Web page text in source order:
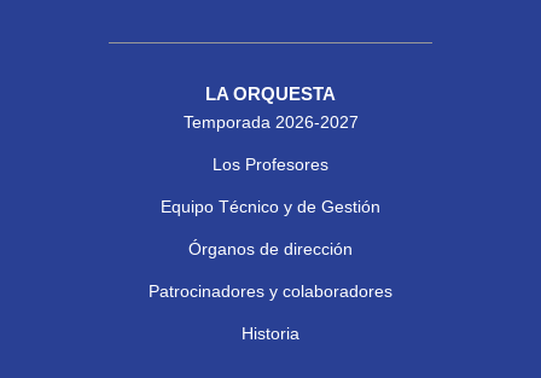
LA ORQUESTA
Temporada 2026-2027
Los Profesores
Equipo Técnico y de Gestión
Órganos de dirección
Patrocinadores y colaboradores
Historia